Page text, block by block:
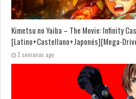
Kimetsu no Yaiba – The Movie: Infinity
[Latino+Castellano+Japonés][Mega-
2 semanas ago